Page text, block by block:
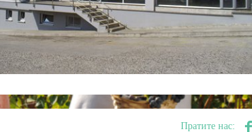
Пратите нас: